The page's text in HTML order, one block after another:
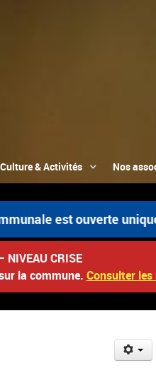
Culture & Activités Nos
est ouverte
NIVEAU CRISE
la commune. Consulter